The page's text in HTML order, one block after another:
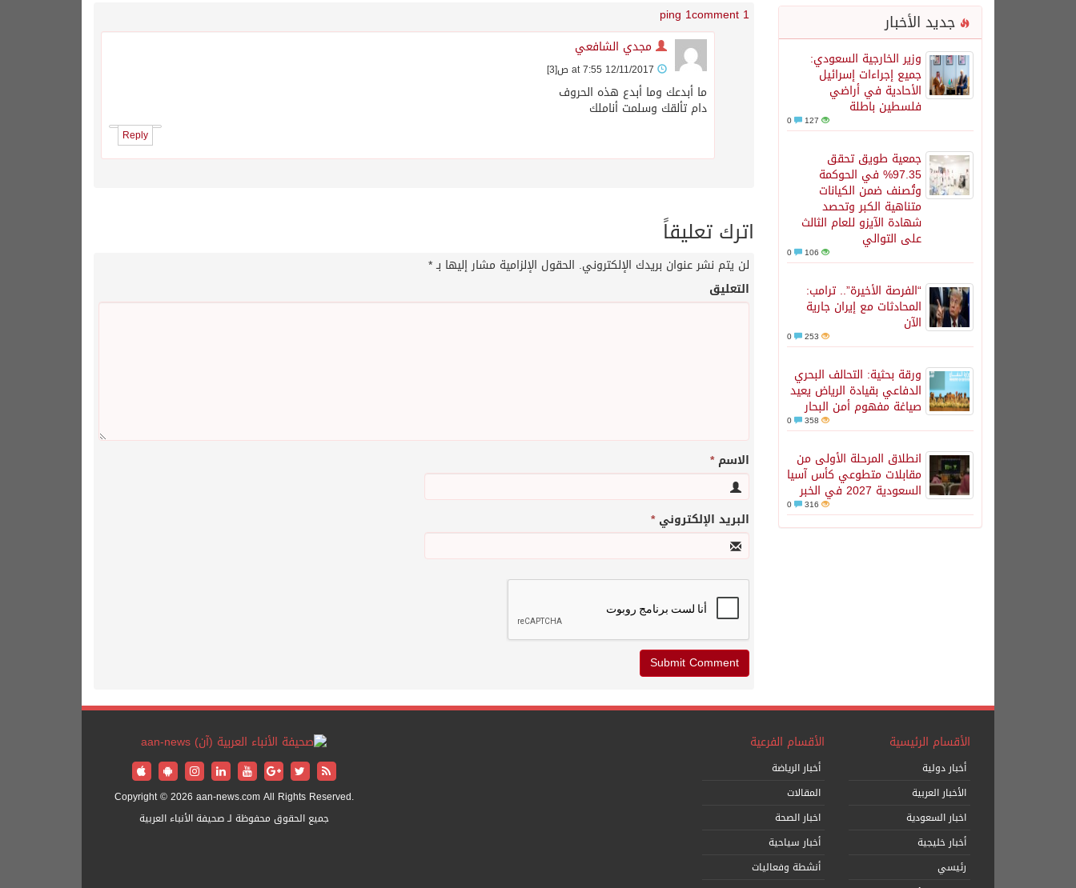
جديد الأخبار
وزير الخارجية السعودي:
جميع إجراءات إسرائيل
الأحادية في أراضي
فلسطين باطلة
127
جمعية طويق تحقق
97.35% في الحوكمة
وتُصنف ضمن الكيانات
متناهية الكبر وتحصد
شهادة الآيزو للعام الثالث
على التوالي
106
“الفرصة الأخيرة”.. ترامب:
المحادثات مع إيران جارية
الآن
253
ورقة بحثية: التحالف البحري
الدفاعي بقيادة الرياض يعيد
صياغة مفهوم أمن البحار
358
انطلاق المرحلة الأولى من
مقابلات متطوعي كأس آسيا
السعودية 2027 في الخبر
316
1 comment
1 ping
مجدي الشافعي
[3]
ما أبدعك وما أبدع هذه الحروف
دام تألقك وسلمت أناملك
Reply
اترك تعليقاً
لن يتم نشر عنوان بريدك الإلكتروني. الحقول الإلزامية مشار إليها بـ*
التعليق
الاسم*
البريد الإلكتروني*
الأقسام الرئيسية
أخبار دولية
الأخبار العربية
اخبار السعودية
أخبار خليجية
رئيسي
الأقسام الفرعية
أخبار الرياضة
المقالات
اخبار الصحة
أخبار سياحية
أنشطة وفعاليات
Copyright © 2026 aan-news.com All Rights Reserved.
جميع الحقوق محفوظة لـ صحيفة الأنباء العربية